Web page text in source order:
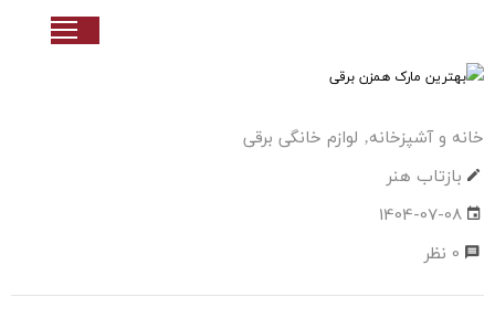
خانه و آشپزخانه‚ لوازم خانگی برقی
بازتاب هنر
1404-07-08
0 نظر